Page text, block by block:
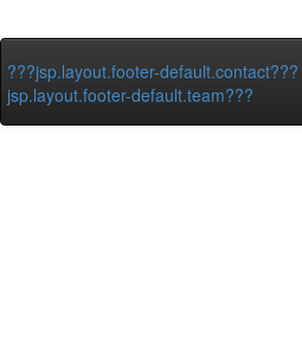
???jsp.layout.footer-default.contact???
jsp.layout.footer-default.team???